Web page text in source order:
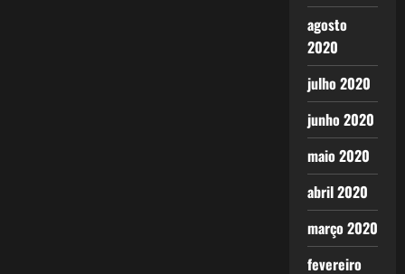
agosto
2020
julho 2020
junho 2020
maio 2020
abril 2020
março 2020
fevereiro